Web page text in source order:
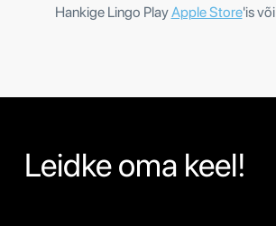
Hankige Lingo PlayApple Store'is või
Leidke oma keel!